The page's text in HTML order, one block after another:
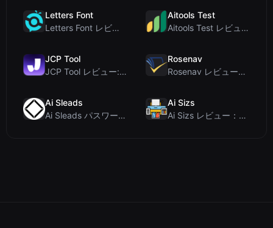
Letters Font
Letters Font レビュー：Instagramなどで使える無料Unicodeフォントジェネレ...
Aitools Test
Aitools Test レビュー：無料ブラウザベースのAI検出器、トークンカウンター、コスト見積も...
JCP Tool
JCP Tool レビュー: JSON、CSV、YAML、XML対応の無料クライアントサイドデータ変...
Rosenav
Rosenav レビュー：無料オンラインコサイン類似度チェッカー＆テキスト差分ツール
Ai Sleads
Ai Sleads パスワード強度チェッカーレビュー：ゼロアップロード、リアルタイムエントロピー分析
Ai Sizs
Ai Sizs レビュー：無料でプライベートな画像類似度比較・ぼけ検出ツール